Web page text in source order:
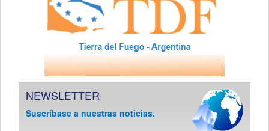
NEWSLETTER
Suscríbase a nuestras noticias.